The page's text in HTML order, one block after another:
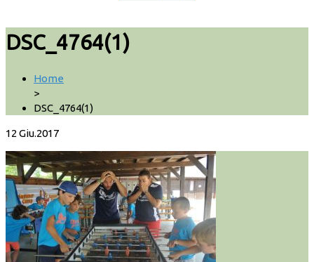
DSC_4764(1)
Home
>
DSC_4764(1)
12 Giu.2017